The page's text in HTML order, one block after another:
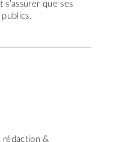
que ses
rédaction &